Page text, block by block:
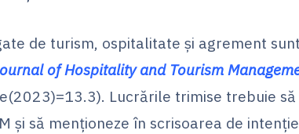
de turism, ospitalitate și agrement
of Hospitality and Tourism
Lucrările trimise trebuie
și să menționeze în scrisoarea de